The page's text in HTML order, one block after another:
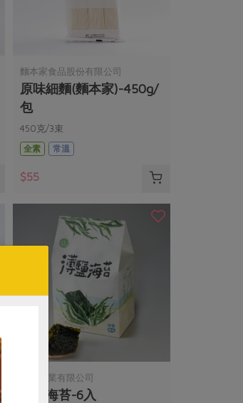
麵本家食品股份有限公司
原味細麵(麵本家)-450g/
包
450克/3束
全素
常溫
$55
新藻實業有限公司
薄鹽海苔-6入